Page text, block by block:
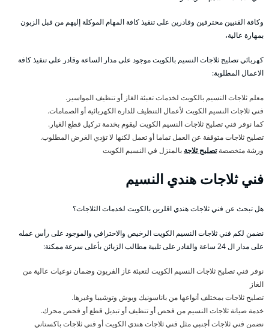
وكافة الفنيين محترفين وقادرين على تنفيذ كافة المهام الموكلة إليهم من قبل الزبون
بمهارة عالية،
كهربائي تصليح ثلاجات النسيم بالكويت موجود على مدار الساعة وقادر على تنفيذ كافة
الاعمال المطلوبة:
معلم ثلاجات النسيم بالكويت لخدمات تعبئة الغاز أو تنظيف المواسير.
فني ثلاجات النسيم الكويت لأعمال التنظيف للدارة الكهربائية أو الصمامات.
كما نوفر فني تصليح ثلاجات النسيم الكويت ليقوم بخدمة تركيل قطع الغيار.
تصليح ثلاجات متوقفة عن العمل تماما أو تعمل لكنها لا تؤدي الغرض المطلوب.
ورشة متخصصةتصليح ثلاجة بالمنزل في النسيم الكويت
فني ثلاجات هندي النسيم
هل تبحث عن فني ثلاجات هندي اقلرين بالكويت لخدمات الثلاجات؟
نضمن لكم فني ثلاجات النسيم الكويت الرخيص والاحترافي والموجود على رأس عمله
على مدار ال 24 ساعة والقادر على تلبية مطالب الزبائن بأعلى سرعة ممكنة:
نوفر فني تصليح ثلاجات النسيم الكويت لتعبئة غاز الفريون وضمان نوعيات عالية من
الغاز
تصليح ثلاجات بمختلف أنواعها من باناسونيك وبوش وتوشيبا وغيرها.
خدمة صيانة ثلاجات النسيم من فحص أو تنظيف أو تبديل قطع أو فحص محرك.
نضمن فني ثلاجات أجنبي مثل فني ثلاجات هندي الكويت أو فني ثلاجات باكستاني